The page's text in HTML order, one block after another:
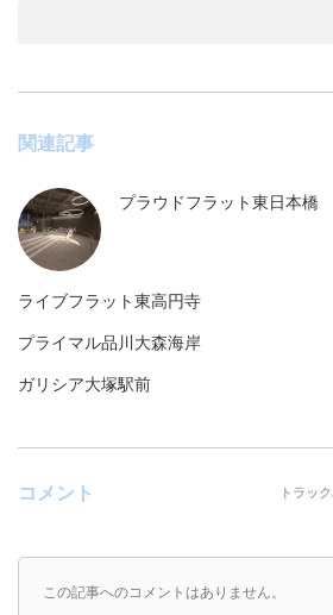
関連記事
プラウドフラット東日本橋
ライブフラット東高円寺
プライマル品川大森海岸
ガリシア大塚駅前
コメント トラッ
この記事へのコメントはありません。